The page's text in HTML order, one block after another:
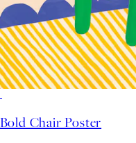
Bold Chair Poster